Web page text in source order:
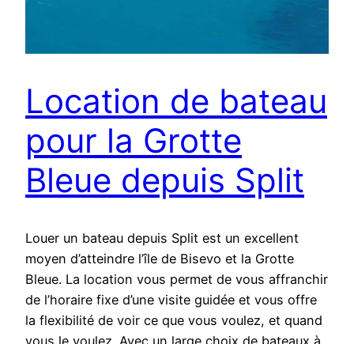
Location de bateau
pour la Grotte
Bleue depuis Split
Louer un bateau depuis Split est un excellent
moyen d’atteindre l’île de Bisevo et la Grotte
Bleue. La location vous permet de vous affranchir
de l’horaire fixe d’une visite guidée et vous offre
la flexibilité de voir ce que vous voulez, et quand
vous le voulez. Avec un large choix de bateaux à